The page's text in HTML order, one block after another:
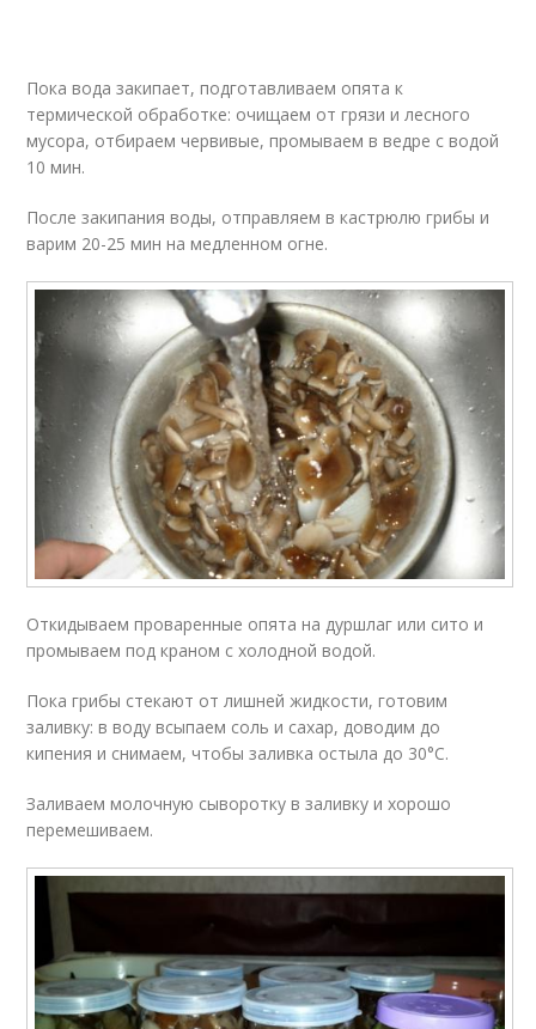
Пока вода закипает, подготавливаем опята к
термической обработке: очищаем от грязи и лесного
мусора, отбираем червивые, промываем в ведре с водой
10 мин.
После закипания воды, отправляем в кастрюлю грибы и
варим 20-25 мин на медленном огне.
Откидываем проваренные опята на дуршлаг или сито и
промываем под краном с холодной водой.
Пока грибы стекают от лишней жидкости, готовим
заливку: в воду всыпаем соль и сахар, доводим до
кипения и снимаем, чтобы заливка остыла до 30°C.
Заливаем молочную сыворотку в заливку и хорошо
перемешиваем.